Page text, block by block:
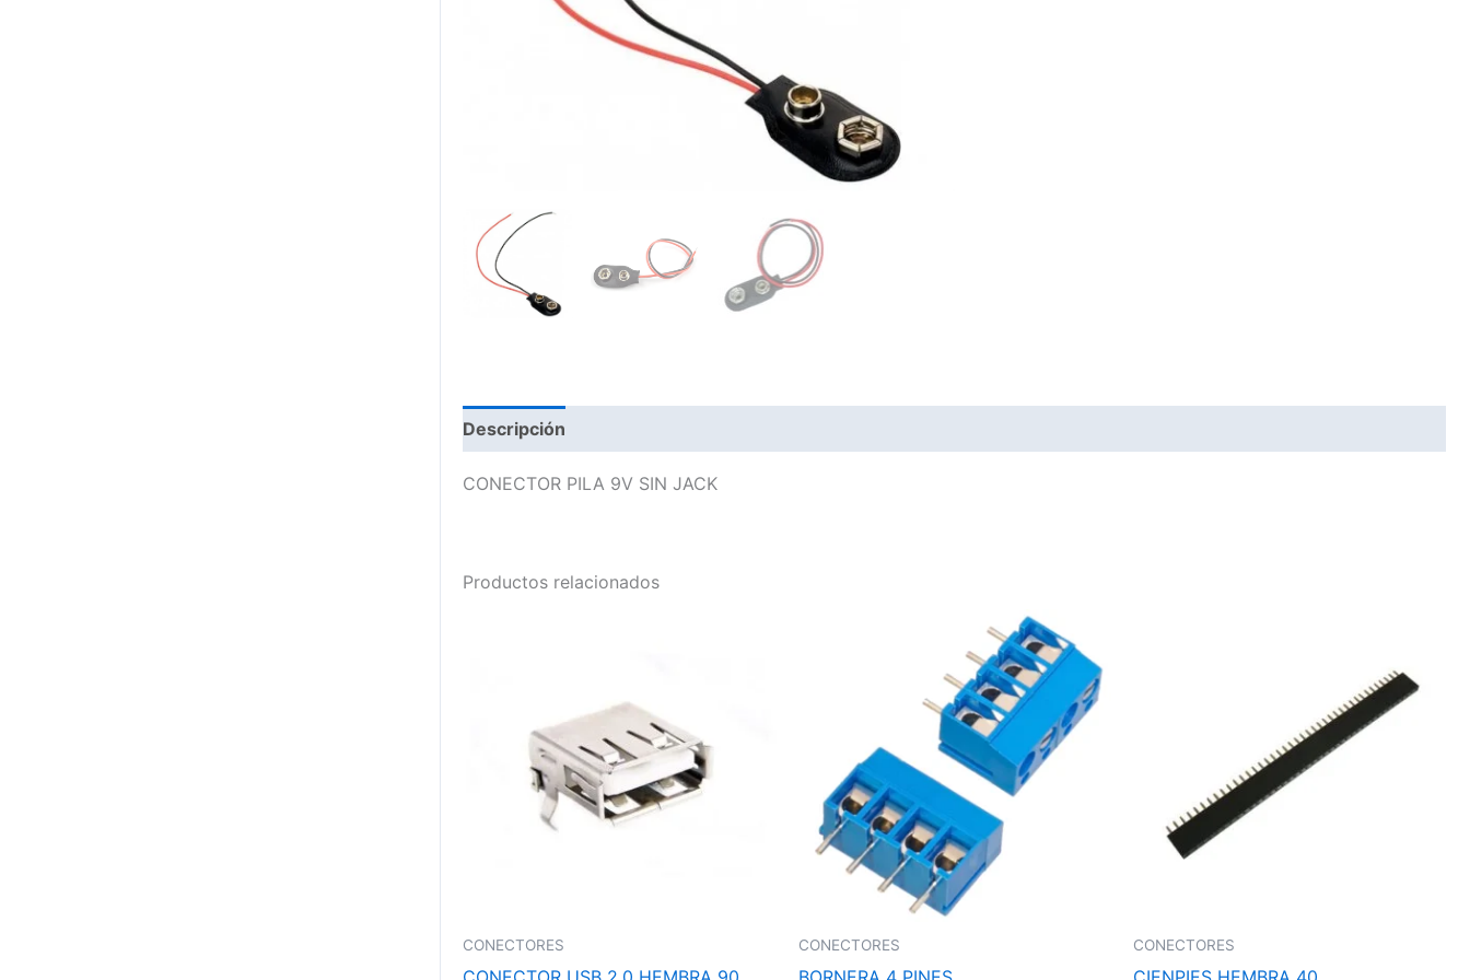
Descripción
CONECTOR PILA 9V SIN JACK
Productos relacionados
CONECTORES CONECTORES CONECTORES